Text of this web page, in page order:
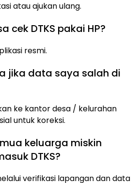
atau ajukan ulang.
cek DTKS pakai HP?
resmi.
jika data saya salah di
ke kantor desa / kelurahan
untuk koreksi.
keluarga miskin
DTKS?
verifikasi lapangan dan data